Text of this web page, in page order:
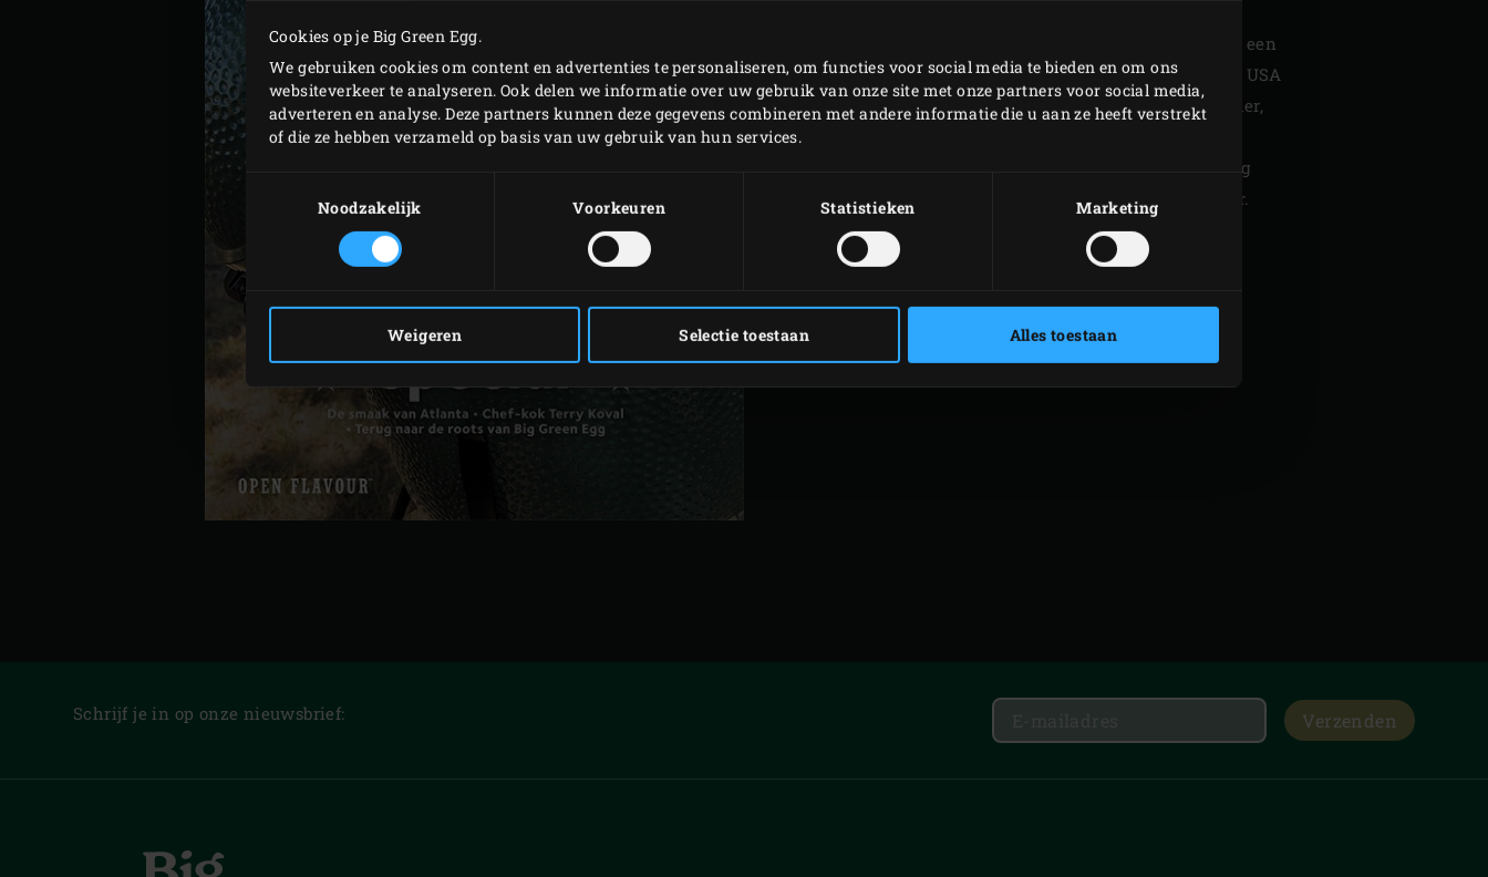
Cookies op je Big Green Egg.
We gebruiken cookies om content en advertenties te personaliseren, om functies voor social media te bieden en om ons
websiteverkeer te analyseren. Ook delen we informatie over uw gebruik van onze site met onze partners voor social media,
adverteren en analyse. Deze partners kunnen deze gegevens combineren met andere informatie die u aan ze heeft verstrekt
of die ze hebben verzameld op basis van uw gebruik van hun services.
Noodzakelijk
Voorkeuren Statistieken Marketing
Weigeren Selectie toestaan Alles toestaan
De reis naar Atlanta is meteen een mooi moment voor een
stukje historie omtrent het ontstaan van de EGG in de USA
en de ontwikkelingen in Europa. Amerikaan Ed Fischer,
grondlegger van Big Green Egg Inc., legt uit hoe het
allemaal begon en Wessel Buddingh, oprichter van Big
Green Egg Europe, vertelt over zijn Europese avontuur.
Enjoy!
Schrijf je in op onze nieuwsbrief: Verzenden